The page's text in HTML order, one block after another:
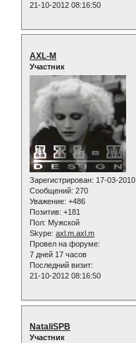
21-10-2012 08:16:50
AXL-M
Участник
Зарегистрирован: 17-03-2010
Сообщений: 270
Уважение: +486
Позитив: +181
Пол: Мужской
Skype: axl.m.axl.m
Провел на форуме:
7 дней 17 часов
Последний визит:
21-10-2012 08:16:50
NataliSPB
Участник